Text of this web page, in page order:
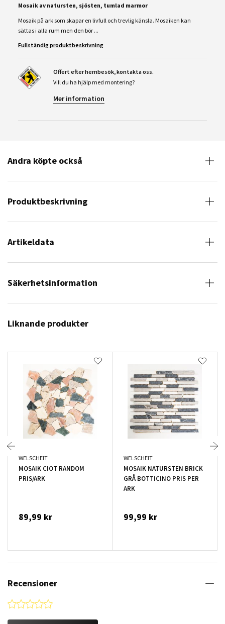
Mosaik av natursten, sjösten, tumlad marmor
Mosaik på ark som skapar en livfull och trevlig känsla. Mosaiken kan
sättas i alla rum men den bör ...
Fullständig produktbeskrivning
Offert efter hembesök, kontakta oss.
Vill du ha hjälp med montering?
Mer information
Andra köpte också
Produktbeskrivning
Artikeldata
Säkerhetsinformation
Liknande produkter
WELSCHEIT
MOSAIK CIOT RANDOM
PRIS/ARK
89,99 kr
WELSCHEIT
MOSAIK NATURSTEN BRICK
GRÅ BOTTICINO PRIS PER
ARK
99,99 kr
Recensioner
0.0 star rating